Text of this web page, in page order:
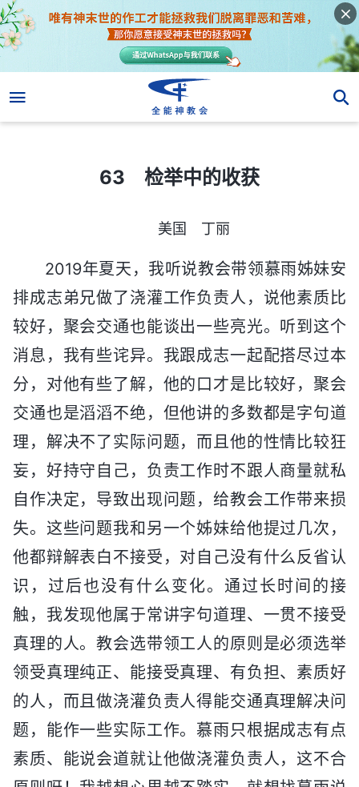
63 检举中的收获
美国 丁丽
2019年夏天，我听说教会带领慕雨姊妹安
排成志弟兄做了浇灌工作负责人，说他素质比
较好，聚会交通也能谈出一些亮光。听到这个
消息，我有些诧异。我跟成志一起配搭尽过本
分，对他有些了解，他的口才是比较好，聚会
交通也是滔滔不绝，但他讲的多数都是字句道
理，解决不了实际问题，而且他的性情比较狂
妄，好持守自己，负责工作时不跟人商量就私
自作决定，导致出现问题，给教会工作带来损
失。这些问题我和另一个姊妹给他提过几次，
他都辩解表白不接受，对自己没有什么反省认
识，过后也没有什么变化。通过长时间的接
触，我发现他属于常讲字句道理、一贯不接受
真理的人。教会选带领工人的原则是必须选举
领受真理纯正、能接受真理、有负担、素质好
的人，而且做浇灌负责人得能交通真理解决问
题，能作一些实际工作。慕雨只根据成志有点
素质、能说会道就让他做浇灌负责人，这不合